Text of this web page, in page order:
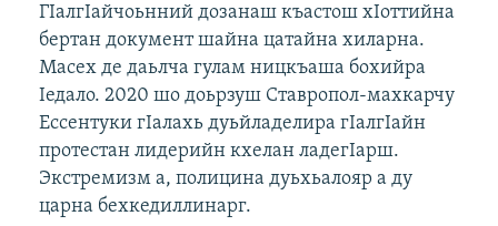
ГIалгIайчоьнний дозанаш къастош хIоттийна
бертан документ шайна цатайна хиларна.
Масех де даьлча гулам ницкъаша бохийра
Iедало. 2020 шо доьрзуш Ставропол-махкарчу
Ессентуки гIалахь дуьйладелира гIалгIайн
протестан лидерийн кхелан ладегIарш.
Экстремизм а, полицина дуьхьалояр а ду
царна бехкедиллинарг.